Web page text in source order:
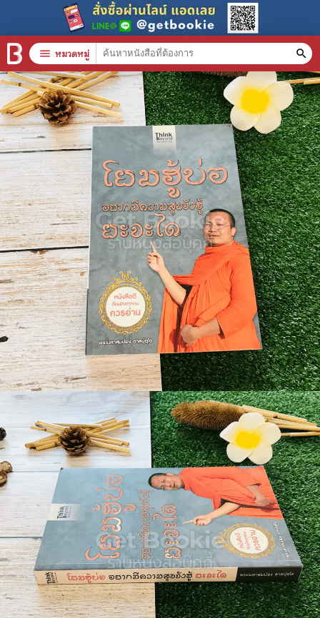
menu หมวดหมู่ search
หมวดหมู่สินค้า clear
หนังสือทั้งหมด
stars
สินค้าใช้เฉพาะแต้มเท่านั้น
📚 หนังสือทั่วไป
🦄 วรรณกรรม นิยาย เรื่องสั้น
🎓 การศึกษา
😼 หนังสือการ์ตูน
🐲 หนังสือเด็ก
📕 นิตยสาร
🌎 International Books
🎲 Board Game
📅 สินค้าอื่นๆ